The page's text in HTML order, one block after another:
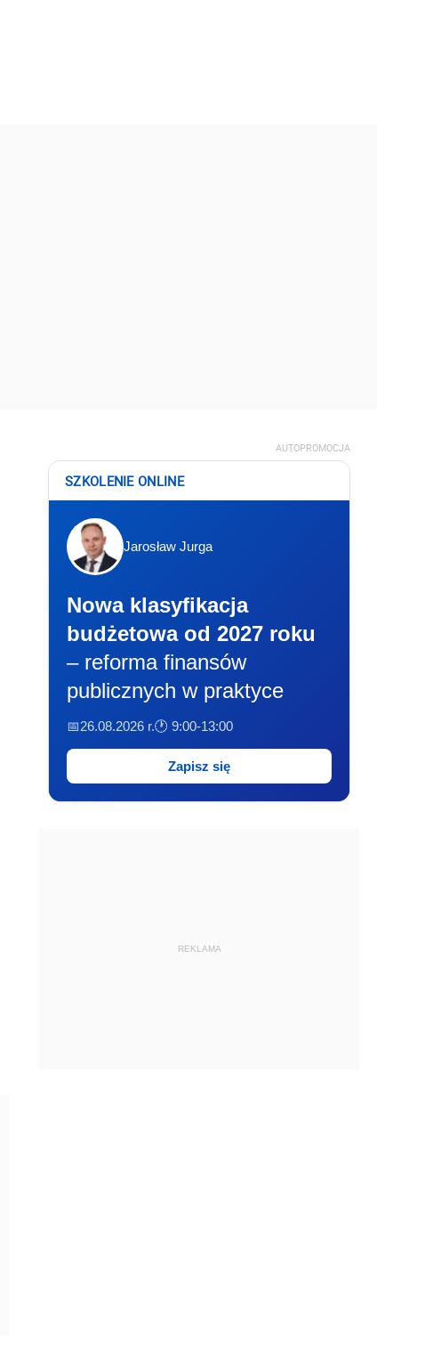
AUTOPROMOCJA
SZKOLENIE ONLINE
Jarosław Jurga
Nowa klasyfikacja
budżetowa od 2027 roku
– reforma finansów
publicznych w praktyce
📅26.08.2026 r.🕐 9:00-13:00
Zapisz się
REKLAMA